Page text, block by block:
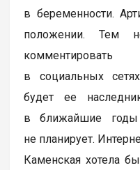
в беременности.
положении. Тем
в социальных
будет ее
в ближайшие годы
не планирует.
Каменская хотела